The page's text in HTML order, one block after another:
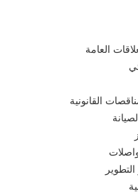
العامة
القانونية
التطوير